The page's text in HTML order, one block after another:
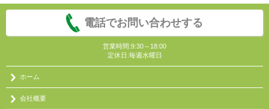
電話でお問い合わせする
営業時間:9:30～18:00
定休日:毎週水曜日
ホーム
会社概要